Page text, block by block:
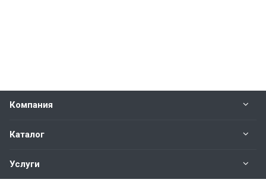
Компания
Каталог
Услуги